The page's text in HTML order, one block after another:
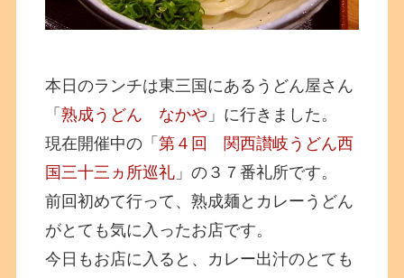
本日のランチは東三国にあるうどん屋さん
「熟成うどん なかや 」に行きました。
現在開催中の「第４回 関西讃岐うどん西
国三十三ヵ所巡礼 」の３７番礼所です。
前回初めて行って、熟成麺とカレーうどん
がとても気に入ったお店です。
今日もお店に入ると、カレー出汁のとても